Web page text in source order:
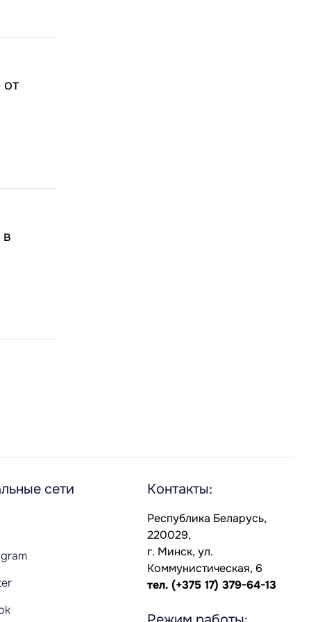
сети Контакты:
Республика Беларусь,
220029,
г. Минск, ул.
Коммунистическая, 6
тел. (+375 17) 379-64-13